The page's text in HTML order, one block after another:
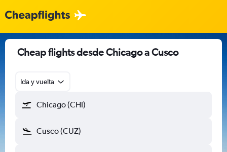
Cheap flights desde Chicago a Cusco
Ida y vuelta
Chicago (CHI)
Cusco (CUZ)